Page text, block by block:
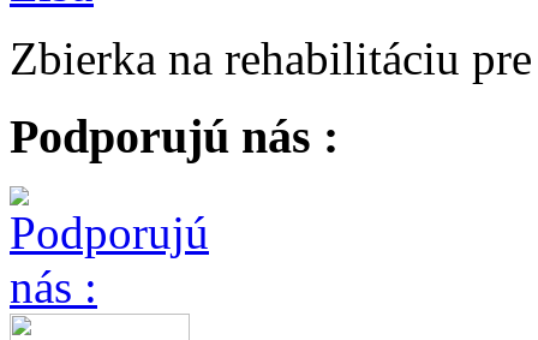
Zbierka na rehabilitáciu
Podporujú nás :